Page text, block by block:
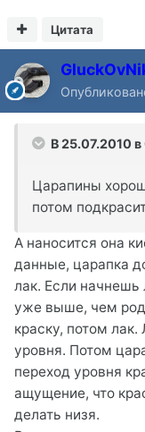
Цитата
В 25.07.2010
Царапины
потом
А наносится она
данные, царапка
лак. Если начнешь
уже выше, чем
краску, потом
уровня. Потом
переход уровня
ащущение, что
делать низя.